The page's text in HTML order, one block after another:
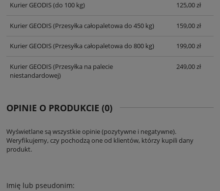
Kurier GEODIS(do 100 kg) 125,00 zł
Kurier GEODIS(Przesyłka całopaletowa do 450 kg) 159,00 zł
Kurier GEODIS(Przesyłka całopaletowa do 800 kg) 199,00 zł
Kurier GEODIS(Przesyłka na palecie
niestandardowej)
249,00 zł
OPINIE O PRODUKCIE (0)
Wyświetlane są wszystkie opinie (pozytywne i negatywne).
Weryfikujemy, czy pochodzą one od klientów, którzy kupili dany
produkt.
Imię lub pseudonim: